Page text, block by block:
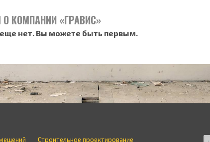
КОМПАНИИ «ГРАВИС»
нет. Вы можете быть первым.
Строительное проектирование